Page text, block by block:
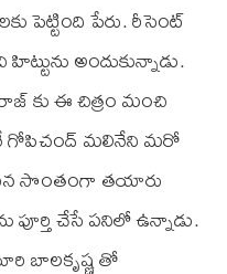
పెట్టింది పేరు. రీసెంట్
అందుకున్నాడు.
కు ఈ చిత్రం మంచి
గోపిచంద్ మలినేని మరో
సొంతంగా తయారు
ను పూర్తి చేసే పనిలో ఉన్నాడు.
బాలకృష్ణ తో